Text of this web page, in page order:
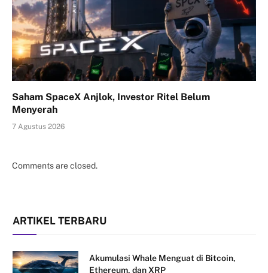
Saham SpaceX Anjlok, Investor Ritel Belum
Menyerah
7 Agustus 2026
Comments are closed.
ARTIKEL TERBARU
Akumulasi Whale Menguat di Bitcoin,
Ethereum, dan XRP